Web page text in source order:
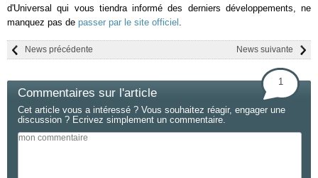
d'Universal qui vous tiendra informé des derniers développements, ne
manquez pas de passer par le site officiel
News suivante
News précédente
Commentaires sur l'article
1
Cet article vous a intéressé ? Vous souhaitez réagir, engager une
discussion ? Ecrivez simplement un commentaire.